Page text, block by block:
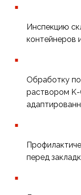
Инспекцию
контейнеров
Обработку
раствором
перед